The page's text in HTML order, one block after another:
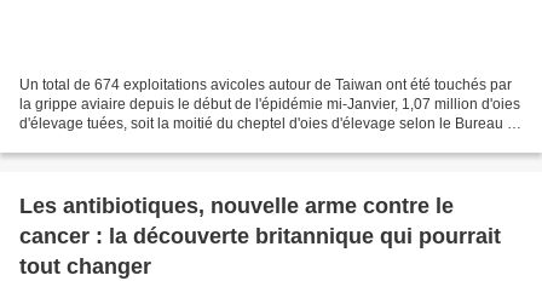
Un total de 674 exploitations avicoles autour de Taiwan ont été touchés par
la grippe aviaire depuis le début de l'épidémie mi-Janvier, 1,07 million d'oies
d'élevage tuées, soit la moitié du cheptel d'oies d'élevage selon le Bureau of
Les antibiotiques, nouvelle arme contre le
cancer : la découverte britannique qui pourrait
tout changer